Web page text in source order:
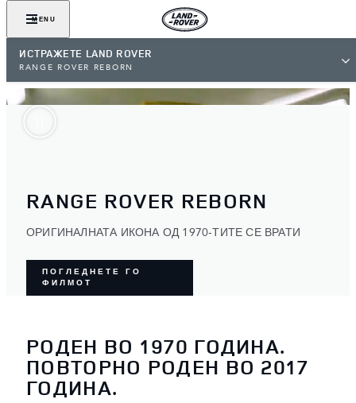
MENU
ИСТРАЖЕТЕ LAND ROVER
RANGE ROVER REBORN
RANGE ROVER REBORN
ОРИГИНАЛНАТА ИКОНА ОД 1970-ТИТЕ СЕ ВРАТИ
ПОГЛЕДНЕТЕ ГО
ФИЛМОТ
РОДЕН ВО 1970 ГОДИНА.
ПОВТОРНО РОДЕН ВО 2017
ГОДИНА.